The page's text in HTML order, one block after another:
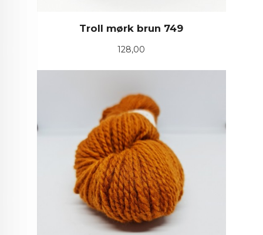
Troll mørk brun 749
Pris
128,00